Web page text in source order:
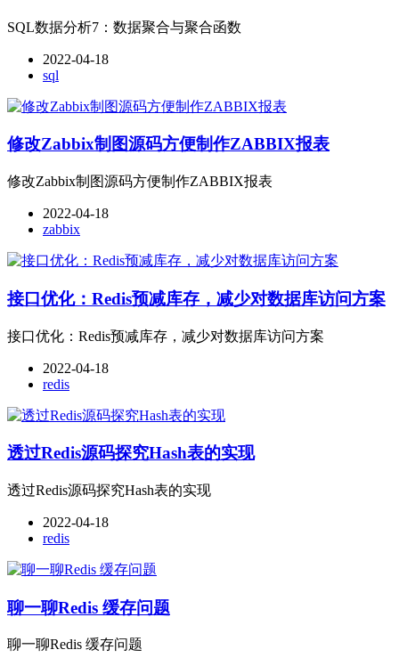
SQL数据分析7：数据聚合与聚合函数
2022-04-18
sql
修改Zabbix制图源码方便制作ZABBIX报表
修改Zabbix制图源码方便制作ZABBIX报表
2022-04-18
zabbix
接口优化：Redis预减库存，减少对数据库访问方案
接口优化：Redis预减库存，减少对数据库访问方案
2022-04-18
redis
透过Redis源码探究Hash表的实现
透过Redis源码探究Hash表的实现
2022-04-18
redis
聊一聊Redis 缓存问题
聊一聊Redis 缓存问题